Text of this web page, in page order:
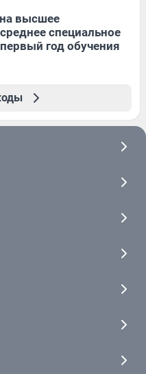
высшее
специальное
год обучения